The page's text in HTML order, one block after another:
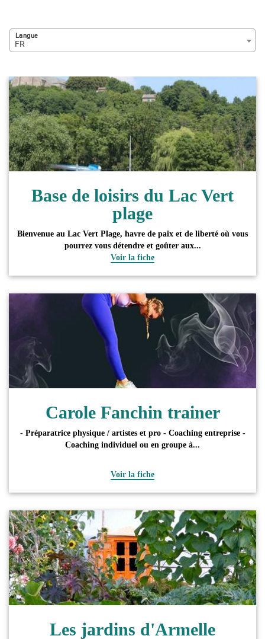
FR
Langue
Base de loisirs du Lac Vert
plage
Bienvenue au Lac Vert Plage, havre de paix et de liberté où vous
pourrez vous détendre et goûter aux...
Voir la fiche
Carole Fanchin trainer
- Préparatrice physique / artistes et pro - Coaching entreprise -
Coaching individuel ou en groupe à...
Voir la fiche
Les jardins d'Armelle